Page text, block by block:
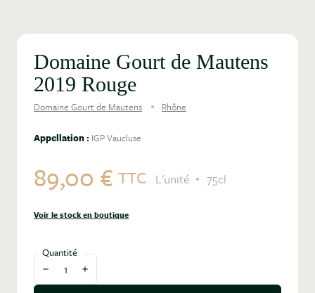
Domaine Gourt de Mautens
2019 Rouge
Domaine Gourt de Mautens Rhône
Appellation : IGP Vaucluse
89,00 € TTC L'unité 75cl
Voir le stock en boutique
Quantité
Diminuer la quantité
Augmenter la quantité